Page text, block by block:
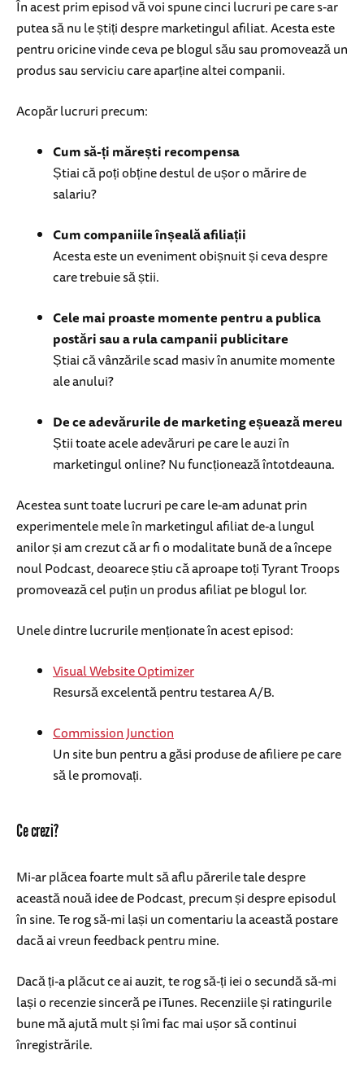
În acest prim episod vă voi spune cinci lucruri pe care s-ar
putea să nu le știți despre marketingul afiliat. Acesta este
pentru oricine vinde ceva pe blogul său sau promovează un
produs sau serviciu care aparține altei companii.
Acopăr lucruri precum:
Cum să-ți mărești recompensa
Știai că poți obține destul de ușor o mărire de
salariu?
Cum companiile înșeală afiliații
Acesta este un eveniment obișnuit și ceva despre
care trebuie să știi.
Cele mai proaste momente pentru a publica
postări sau a rula campanii publicitare
Știai că vânzările scad masiv în anumite momente
ale anului?
De ce adevărurile de marketing eșuează mereu
Știi toate acele adevăruri pe care le auzi în
marketingul online? Nu funcționează întotdeauna.
Acestea sunt toate lucruri pe care le-am adunat prin
experimentele mele în marketingul afiliat de-a lungul
anilor și am crezut că ar fi o modalitate bună de a începe
noul Podcast, deoarece știu că aproape toți Tyrant Troops
promovează cel puțin un produs afiliat pe blogul lor.
Unele dintre lucrurile menționate în acest episod:
Visual Website Optimizer
Resursă excelentă pentru testarea A/B.
Commission Junction
Un site bun pentru a găsi produse de afiliere pe care
să le promovați.
Ce crezi?
Mi-ar plăcea foarte mult să aflu părerile tale despre
această nouă idee de Podcast, precum și despre episodul
în sine. Te rog să-mi lași un comentariu la această postare
dacă ai vreun feedback pentru mine.
Dacă ți-a plăcut ce ai auzit, te rog să-ți iei o secundă să-mi
lași o recenzie sinceră pe iTunes. Recenziile și ratingurile
bune mă ajută mult și îmi fac mai ușor să continui
înregistrările.